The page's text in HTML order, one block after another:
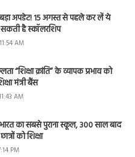
बड़ा अपडेट! 15 अगस्त से पहले कर लें ये
है स्कॉलरशिप
AM
“शिक्षा क्रांति” के व्यापक प्रभाव को
मंत्री बैंस
AM
का सबसे पुराना स्कूल, 300 साल बाद
को शिक्षा
PM